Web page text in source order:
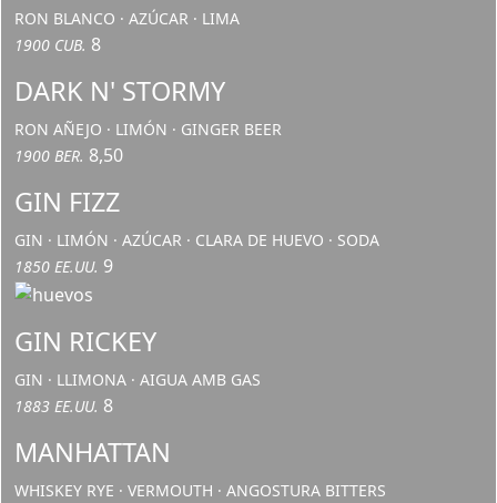
RON BLANCO · AZÚCAR · LIMA
1900 CUB. 8
DARK N' STORMY
RON AÑEJO · LIMÓN · GINGER BEER
1900 BER. 8,50
GIN FIZZ
GIN · LIMÓN · AZÚCAR · CLARA DE HUEVO · SODA
1850 EE.UU. 9
GIN RICKEY
GIN · LLIMONA · AIGUA AMB GAS
1883 EE.UU. 8
MANHATTAN
WHISKEY RYE · VERMOUTH · ANGOSTURA BITTERS